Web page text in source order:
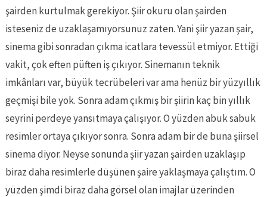
şairden kurtulmak gerekiyor. Şiir okuru olan şairden
isteseniz de uzaklaşamıyorsunuz zaten. Yani şiir yazan şair,
sinema gibi sonradan çıkma icatlara tevessül etmiyor. Ettiği
vakit, çok eften püften iş çıkıyor. Sinemanın teknik
imkânları var, büyük tecrübeleri var ama henüz bir yüzyıllık
geçmişi bile yok. Sonra adam çıkmış bir şiirin kaç bin yıllık
seyrini perdeye yansıtmaya çalışıyor. O yüzden abuk sabuk
resimler ortaya çıkıyor sonra. Sonra adam bir de buna şiirsel
sinema diyor. Neyse sonunda şiir yazan şairden uzaklaşıp
biraz daha resimlerle düşünen şaire yaklaşmaya çalıştım. O
yüzden şimdi biraz daha görsel olan imajlar üzerinden